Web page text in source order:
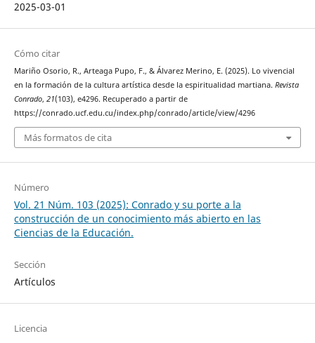
2025-03-01
Cómo citar
Mariño Osorio, R., Arteaga Pupo, F., & Álvarez Merino, E. (2025). Lo vivencial
en la formación de la cultura artística desde la espiritualidad martiana. Revista
Conrado, 21(103), e4296. Recuperado a partir de
https://conrado.ucf.edu.cu/index.php/conrado/article/view/4296
Más formatos de cita
Número
Vol. 21 Núm. 103 (2025): Conrado y su porte a la
construcción de un conocimiento más abierto en las
Ciencias de la Educación.
Sección
Artículos
Licencia